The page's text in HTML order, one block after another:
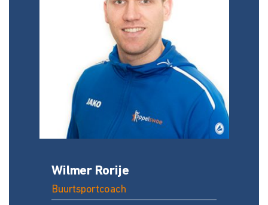
Wilmer Rorije
Buurtsportcoach